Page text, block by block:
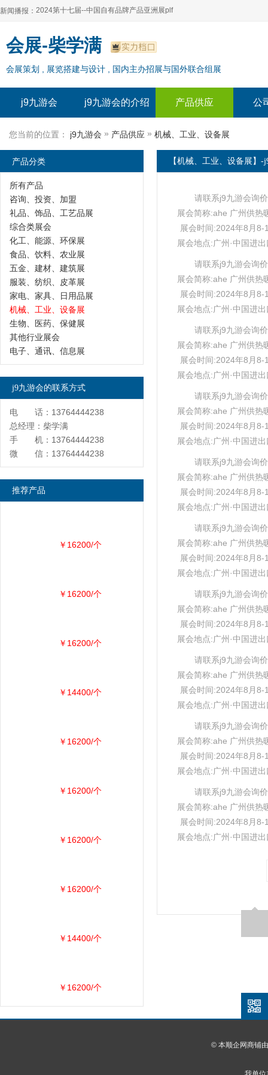
新闻播报：
2024上海自有品牌展--百货展|食品展 零售展|oem展
2024全球自有--品牌产品亚洲展（plf）
2024上海自有品牌展--2024上海oem 贴牌代加工展
2024第十七届--中国自有品牌产品亚洲展plf
2024全球自有--品牌产品亚洲展（plf）
2024年上海--第17届自有品牌展
会展-柴学满
会展策划 , 展览搭建与设计 , 国内主办招展与国外联合组展
j9九游会 j9九游会的介绍 产品供应 公
您当前的位置： j9九游会 » 产品供应 » 机械、工业、设备展
【机械、工业、设备展】-
请联系j9九游会询价
展会简称:ahe 广州供热
展会时间:2024年8月8-
展会地点:广州·中国进
请联系j9九游会询价
展会简称:ahe 广州供热
展会时间:2024年8月8-
展会地点:广州·中国进
请联系j9九游会询价
展会简称:ahe 广州供热
展会时间:2024年8月8-
展会地点:广州·中国进
请联系j9九游会询价
展会简称:ahe 广州供热
展会时间:2024年8月8-
展会地点:广州·中国进
请联系j9九游会询价
展会简称:ahe 广州供热
展会时间:2024年8月8-
展会地点:广州·中国进
请联系j9九游会询价
展会简称:ahe 广州供热
展会时间:2024年8月8-
展会地点:广州·中国进
请联系j9九游会询价
展会简称:ahe 广州供热
展会时间:2024年8月8-
展会地点:广州·中国进
请联系j9九游会询价
展会简称:ahe 广州供热
展会时间:2024年8月8-
展会地点:广州·中国进
请联系j9九游会询价
展会简称:ahe 广州供热
展会时间:2024年8月8-
展会地点:广州·中国进
请联系j9九游会询价
展会简称:ahe 广州供热
展会时间:2024年8月8-
展会地点:广州·中国进
产品分类
所有产品
咨询、投资、加盟
礼品、饰品、工艺品展
综合类展会
化工、能源、环保展
食品、饮料、农业展
五金、建材、建筑展
服装、纺织、皮革展
家电、家具、日用品展
机械、工业、设备展
生物、医药、保健展
其他行业展会
电子、通讯、信息展
j9九游会的联系方式
电 话：13764444238
总经理：柴学满
手 机：13764444238
微 信：13764444238
推荐产品
￥16200/个
￥16200/个
￥16200/个
￥14400/个
￥16200/个
￥16200/个
￥16200/个
￥16200/个
￥14400/个
￥16200/个
© 本顺企网商铺由